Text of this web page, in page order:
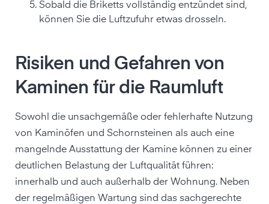
Sobald die Briketts vollständig entzündet sind,
können Sie die Luftzufuhr etwas drosseln.
Risiken und Gefahren von
Kaminen für die Raumluft
Sowohl die unsachgemäße oder fehlerhafte Nutzung
von Kaminöfen und Schornsteinen als auch eine
mangelnde Ausstattung der Kamine können zu einer
deutlichen Belastung der Luftqualität führen:
innerhalb und auch außerhalb der Wohnung. Neben
der regelmäßigen Wartung sind das sachgerechte